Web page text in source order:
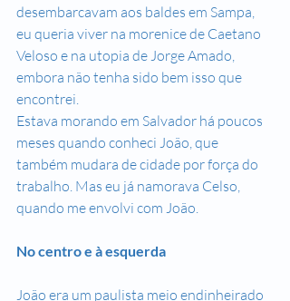
desembarcavam aos baldes em Sampa,
eu queria viver na morenice de Caetano
Veloso e na utopia de Jorge Amado,
embora não tenha sido bem isso que
encontrei.
Estava morando em Salvador há poucos
meses quando conheci João, que
também mudara de cidade por força do
trabalho. Mas eu já namorava Celso,
quando me envolvi com João.
No centro e à esquerda
João era um paulista meio endinheirado